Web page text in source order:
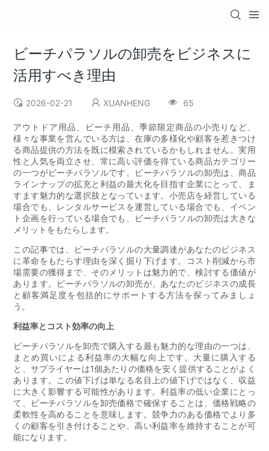
ビーチパラソルの卸売をビジネスに
活用すべき理由
2026-02-21 XUANHENG 65
アウトドア用品、ビーチ用品、季節限定商品の小売りなど、
様々な事業を営んでいる方は、在庫の多様化や顧客を惹きつけ
る商品提供の方法を既に模索されているかもしれません。実用
性と人気を両立させ、常に高い評価を得ている商品カテゴリー
の一つがビーチパラソルです。ビーチパラソルの卸売は、商品
ラインナップの拡充と利益の最大化を目指す企業にとって、ま
すます魅力的な選択肢となっています。小売店を経営している
場合でも、レンタルサービスを運営している場合でも、イベン
ト企画を行っている場合でも、ビーチパラソルの卸売は大きな
メリットをもたらします。
この記事では、ビーチパラソルの大量調達があなたのビジネス
に革命をもたらす理由を深く掘り下げます。コスト削減から市
場需要の獲得まで、そのメリットは魅力的で、検討する価値が
あります。ビーチパラソルの卸売が、あなたのビジネスの成長
と顧客満足度を包括的にサポートする方法を探ってみましょ
う。
利益率とコスト効率の向上
ビーチパラソルを卸売で購入する最も魅力的な理由の一つは、
まとめ買いによる利益率の大幅な向上です。大量に購入する
と、サプライヤーは1個あたりの価格を安く提供することがよく
あります。この値下げは単なる名目上の値下げではなく、収益
に大きく影響する可能性があります。利益率の低い企業にとっ
て、ビーチパラソルを卸売価格で確保することは、価格戦略の
柔軟性を高めることを意味します。競争力のある価格でより多
くの顧客を引き付けることや、高い利益率を維持することが可
能になります。